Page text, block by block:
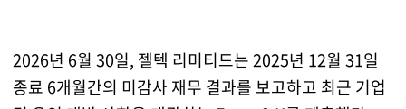
2026년 6월 30일, 젤텍 리미티드는 2025년 12월 31일
종료 6개월간의 미감사 재무 결과를 보고하고 최근 기업